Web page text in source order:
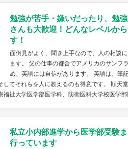
勉強が苦手・嫌いだったり、勉
さんも大歓迎！どんなレベルか
す！
面倒見がよく、聞き上手なので、人の相談
ます。 父の仕事の都合でアメリカのサンフ
め、英語には自信があります。 英語は、筆
してそれらを人に教えるのも得意です。 順天
福祉大学医学部医学科、防衛医科大学校医学
私立小内部進学から医学部受験
行っています